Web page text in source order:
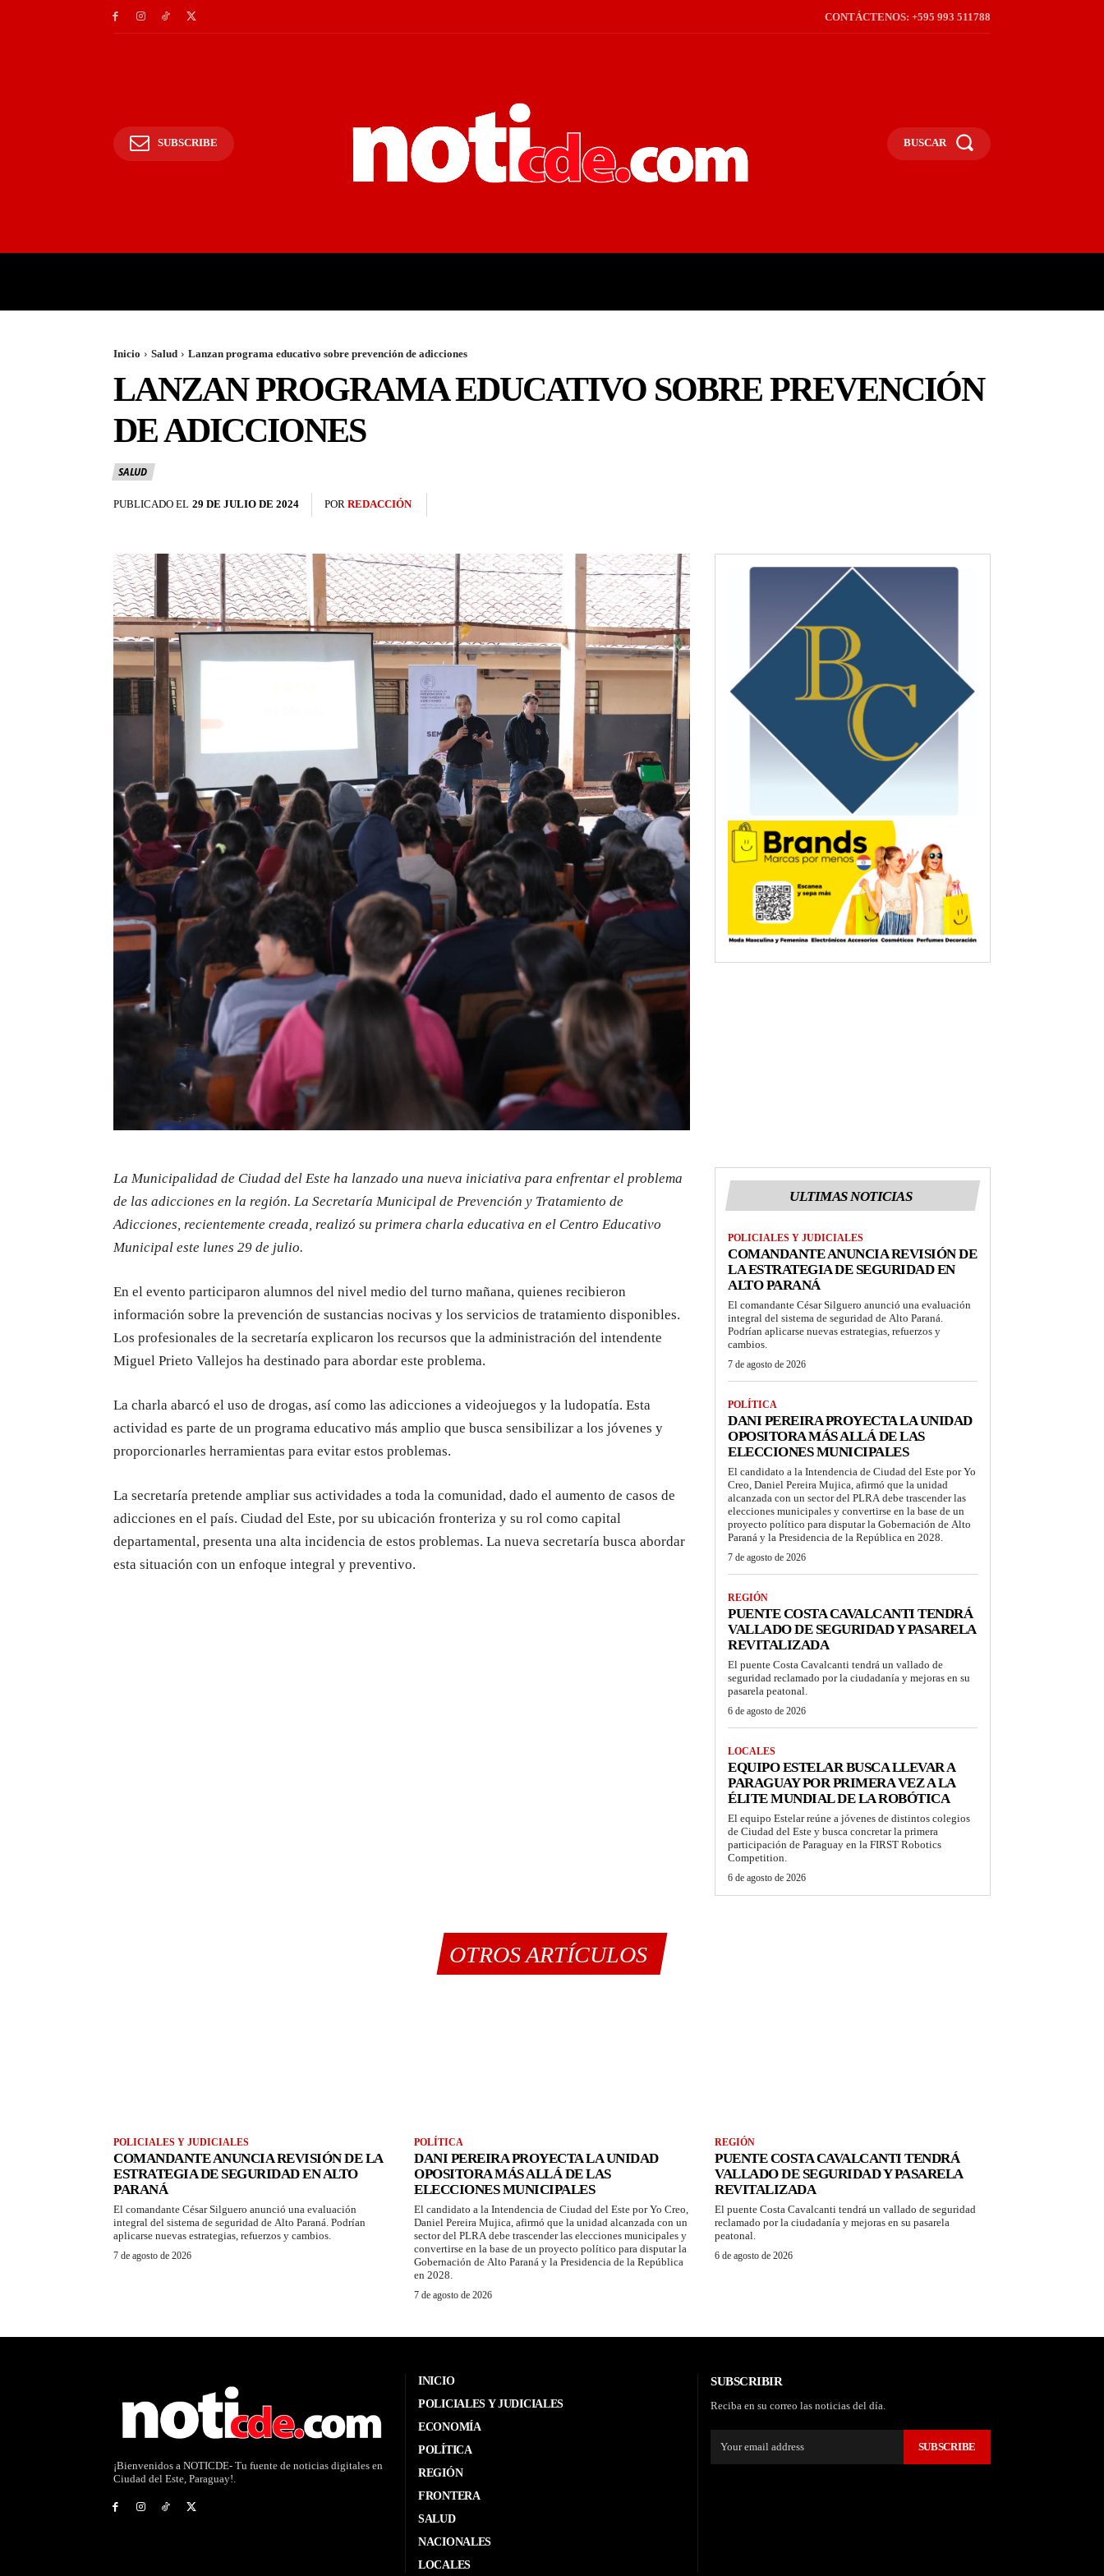
CONTÁCTENOS: +595 993 511788
SUBSCRIBE BUSCAR
Inicio Salud Lanzan programa educativo sobre prevención de adicciones
LANZAN PROGRAMA EDUCATIVO SOBRE PREVENCIÓN
DE ADICCIONES
SALUD
PUBLICADO EL 29 DE JULIO DE 2024 POR REDACCIÓN
La Municipalidad de Ciudad del Este ha lanzado una nueva iniciativa para enfrentar el problema
de las adicciones en la región. La Secretaría Municipal de Prevención y Tratamiento de
Adicciones, recientemente creada, realizó su primera charla educativa en el Centro Educativo
Municipal este lunes 29 de julio.
En el evento participaron alumnos del nivel medio del turno mañana, quienes recibieron
información sobre la prevención de sustancias nocivas y los servicios de tratamiento disponibles.
Los profesionales de la secretaría explicaron los recursos que la administración del intendente
Miguel Prieto Vallejos ha destinado para abordar este problema.
La charla abarcó el uso de drogas, así como las adicciones a videojuegos y la ludopatía. Esta
actividad es parte de un programa educativo más amplio que busca sensibilizar a los jóvenes y
proporcionarles herramientas para evitar estos problemas.
La secretaría pretende ampliar sus actividades a toda la comunidad, dado el aumento de casos de
adicciones en el país. Ciudad del Este, por su ubicación fronteriza y su rol como capital
departamental, presenta una alta incidencia de estos problemas. La nueva secretaría busca abordar
esta situación con un enfoque integral y preventivo.
ULTIMAS NOTICIAS
POLICIALES Y JUDICIALES
COMANDANTE ANUNCIA REVISIÓN DE
LA ESTRATEGIA DE SEGURIDAD EN
ALTO PARANÁ
El comandante César Silguero anunció una evaluación
integral del sistema de seguridad de Alto Paraná.
Podrían aplicarse nuevas estrategias, refuerzos y
cambios.
7 de agosto de 2026
POLÍTICA
DANI PEREIRA PROYECTA LA UNIDAD
OPOSITORA MÁS ALLÁ DE LAS
ELECCIONES MUNICIPALES
El candidato a la Intendencia de Ciudad del Este por Yo
Creo, Daniel Pereira Mujica, afirmó que la unidad
alcanzada con un sector del PLRA debe trascender las
elecciones municipales y convertirse en la base de un
proyecto político para disputar la Gobernación de Alto
Paraná y la Presidencia de la República en 2028.
7 de agosto de 2026
REGIÓN
PUENTE COSTA CAVALCANTI TENDRÁ
VALLADO DE SEGURIDAD Y PASARELA
REVITALIZADA
El puente Costa Cavalcanti tendrá un vallado de
seguridad reclamado por la ciudadanía y mejoras en su
pasarela peatonal.
6 de agosto de 2026
LOCALES
EQUIPO ESTELAR BUSCA LLEVAR A
PARAGUAY POR PRIMERA VEZ A LA
ÉLITE MUNDIAL DE LA ROBÓTICA
El equipo Estelar reúne a jóvenes de distintos colegios
de Ciudad del Este y busca concretar la primera
participación de Paraguay en la FIRST Robotics
Competition.
6 de agosto de 2026
OTROS ARTÍCULOS
POLICIALES Y JUDICIALES
COMANDANTE ANUNCIA REVISIÓN DE LA
ESTRATEGIA DE SEGURIDAD EN ALTO
PARANÁ
El comandante César Silguero anunció una evaluación
integral del sistema de seguridad de Alto Paraná. Podrían
aplicarse nuevas estrategias, refuerzos y cambios.
7 de agosto de 2026
POLÍTICA
DANI PEREIRA PROYECTA LA UNIDAD
OPOSITORA MÁS ALLÁ DE LAS
ELECCIONES MUNICIPALES
El candidato a la Intendencia de Ciudad del Este por Yo Creo,
Daniel Pereira Mujica, afirmó que la unidad alcanzada con un
sector del PLRA debe trascender las elecciones municipales y
convertirse en la base de un proyecto político para disputar la
Gobernación de Alto Paraná y la Presidencia de la República
en 2028.
7 de agosto de 2026
REGIÓN
PUENTE COSTA CAVALCANTI TENDRÁ
VALLADO DE SEGURIDAD Y PASARELA
REVITALIZADA
El puente Costa Cavalcanti tendrá un vallado de seguridad
reclamado por la ciudadanía y mejoras en su pasarela
peatonal.
6 de agosto de 2026
¡Bienvenidos a NOTICDE- Tu fuente de noticias digitales en
Ciudad del Este, Paraguay!.
INICIO
POLICIALES Y JUDICIALES
ECONOMÍA
POLÍTICA
REGIÓN
FRONTERA
SALUD
NACIONALES
LOCALES
SUBSCRIBIR
Reciba en su correo las noticias del día.
SUBSCRIBE